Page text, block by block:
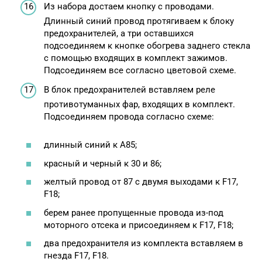
Из набора достаем кнопку с проводами.
Длинный синий провод протягиваем к блоку
предохранителей, а три оставшихся
подсоединяем к кнопке обогрева заднего стекла
с помощью входящих в комплект зажимов.
Подсоединяем все согласно цветовой схеме.
В блок предохранителей вставляем реле
противотуманных фар, входящих в комплект.
Подсоединяем провода согласно схеме:
длинный синий к А85;
красный и черный к 30 и 86;
желтый провод от 87 с двумя выходами к F17,
F18;
берем ранее пропущенные провода из-под
моторного отсека и присоединяем к F17, F18;
два предохранителя из комплекта вставляем в
гнезда F17, F18.